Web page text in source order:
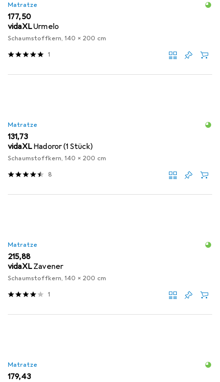
Matratze
EUR
177,50
vidaXLUrmelo
Schaumstoffkern, 140 x 200 cm
1
Matratze
EUR
131,73
vidaXL Hadoror (1 Stück)
Schaumstoffkern, 140 x 200 cm
8
Matratze
EUR
215,88
vidaXL Zavener
Schaumstoffkern, 140 x 200 cm
1
Matratze
EUR
179,43